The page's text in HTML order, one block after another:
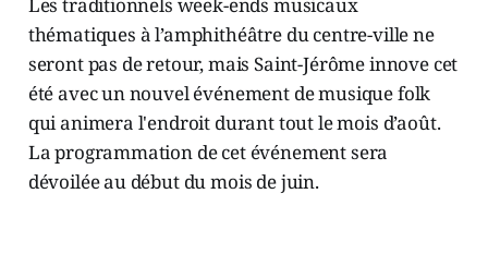
Les traditionnels week-ends musicaux
thématiques à l’amphithéâtre du centre-ville ne
seront pas de retour, mais Saint-Jérôme innove cet
été avec un nouvel événement de musique folk
qui animera l'endroit durant tout le mois d’août.
La programmation de cet événement sera
dévoilée au début du mois de juin.